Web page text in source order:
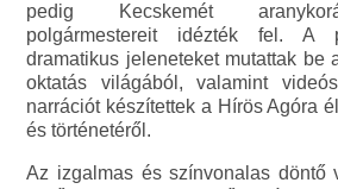
pedig Kecskemét
polgármestereit idézték fel. A
dramatikus jeleneteket mutattak be
oktatás világából, valamint
narrációt készítettek a Hírös Agóra
és történetéről.
Az izgalmas és színvonalas döntő